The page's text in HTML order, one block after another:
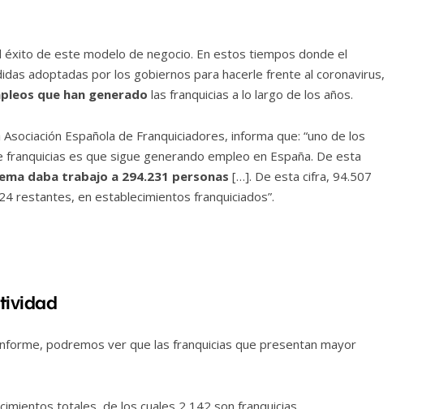
de este modelo de negocio. En estos tiempos donde el
adoptadas por los gobiernos para hacerle frente al coronavirus,
que han generado las franquicias a lo largo de los años.
Española de Franquiciadores, informa que: “uno de los
es que sigue generando empleo en España. De esta
daba trabajo a 294.231 personas […]. De esta cifra, 94.507
restantes, en establecimientos franquiciados”.
podremos ver que las franquicias que presentan mayor